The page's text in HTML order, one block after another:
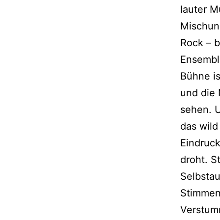
lauter
Rock –
Bühne
und die
sehen.
das
droht.